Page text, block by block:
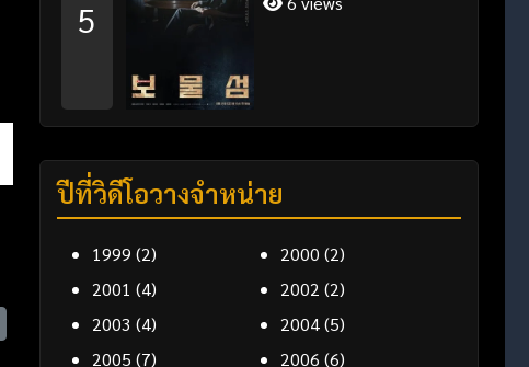
5
ปีที่วิดีโอวางจำหน่าย
1999 (2) 2000 (2)
2001 (4) 2002 (2)
2003 (4) 2004(5)
2005 (7) 2006 (6)